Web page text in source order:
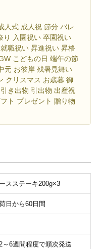
人式 成人祝 節分 バレ
り 入園祝い 卒園祝い
職祝い 昇進祝い 昇格
こどもの日 端午の節
元 お彼岸 残暑見舞い
クリスマス お歳暮 御
き出物 引出物 出産祝
ト プレゼント 贈り物
スステーキ200g×3
日から60日間
～6週間程度で順次発送